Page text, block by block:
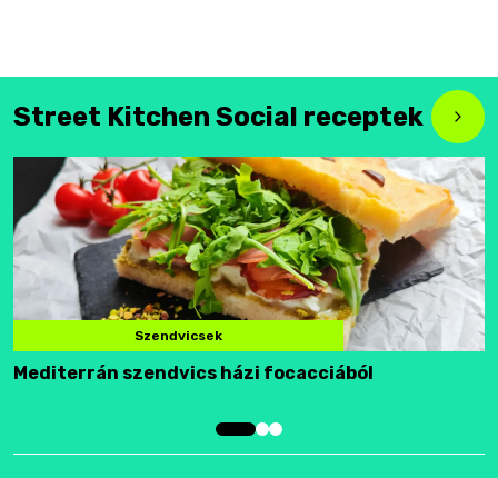
Street Kitchen Social receptek
Szendvicsek
Mediterrán szendvics házi focacciából